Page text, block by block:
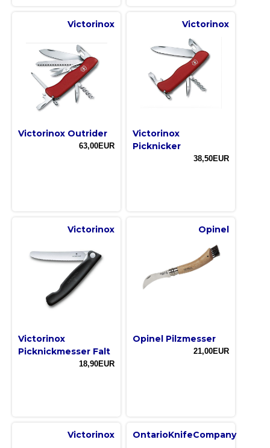
Victorinox
Victorinox Outrider
63,00EUR
Victorinox
Victorinox
Picknicker
38,50EUR
Victorinox
Victorinox
Picknickmesser Falt
18,90EUR
Opinel
Opinel Pilzmesser
21,00EUR
Victorinox OntarioKnifeCompany